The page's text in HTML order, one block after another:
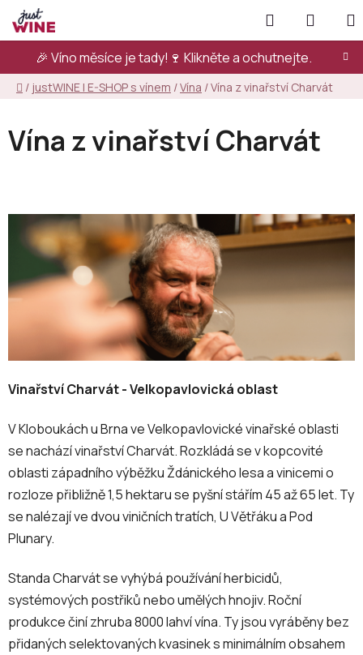
Přejít
na
obsah
🎉 Víno měsíce je tady!🍷 Klikněte a ochutnejte.
Hledat
KOŠÍK
Domů
/ justWINE | E-SHOP s vínem /Vína /Vína z vinařství Charvát
Vína z vinařství Charvát
Vinařství Charvát - Velkopavlovická oblast
V Kloboukách u Brna ve Velkopavlovické vinařské oblasti
se nachází vinařství Charvát. Rozkládá se v kopcovité
oblasti západního výběžku Ždánického lesa a vinicemi o
rozloze přibližně 1,5 hektaru se pyšní stářím 45 až 65 let. Ty
se nalézají ve dvou viničních tratích, U Větřáku a Pod
Plunary.
Standa Charvát se vyhýbá používání herbicidů,
systémových postřiků nebo umělých hnojiv. Roční
produkce činí zhruba 8000 lahví vína. Ty jsou vyráběny bez
přidaných selektovaných kvasinek s minimálním obsahem